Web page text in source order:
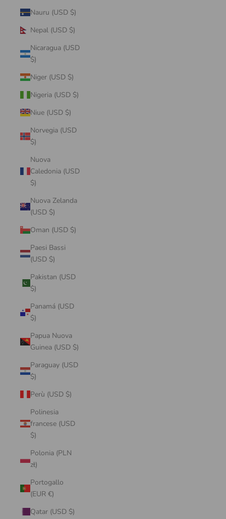
Nauru (USD $)
Nepal (USD $)
Nicaragua (USD
$)
Niger (USD $)
Nigeria (USD $)
Niue (USD $)
Norvegia (USD
$)
Nuova
Caledonia (USD
$)
Nuova Zelanda
(USD $)
Oman (USD $)
Paesi Bassi
(USD $)
Pakistan (USD
$)
Panamá (USD
$)
Papua Nuova
Guinea (USD $)
Paraguay (USD
$)
Perù (USD $)
Polinesia
francese (USD
$)
Polonia (PLN
zł)
Portogallo
(EUR €)
Qatar (USD $)